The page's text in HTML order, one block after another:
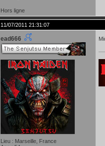
Hors ligne
11/07/2011 21:31:07
ead666
Lieu : Marseille, France